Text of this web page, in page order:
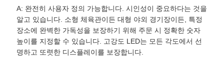
A: 완전히 사용자 정의 가능합니다. 시인성이 중요하다는 것을
알고 있습니다. 소형 체육관이든 대형 야외 경기장이든, 특정
장소에 완벽한 가독성을 보장하기 위해 주문 시 정확한 숫자
높이를 지정할 수 있습니다. 고강도 LED는 모든 각도에서 선
명하고 또렷한 디스플레이를 보장합니다.